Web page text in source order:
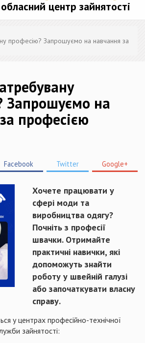
центр зайнятості
професію? Запрошуємо на навчання за
Запрошуємо на
професією
Facebook Twitter Google+
Хочете працювати у
сфері моди та
виробництва одягу?
Почніть з професії
швачки. Отримайте
практичні навички, які
допоможуть знайти
роботу у швейній галузі
або започаткувати власну
справу.
у центрах професійно-технічної
зайнятості: